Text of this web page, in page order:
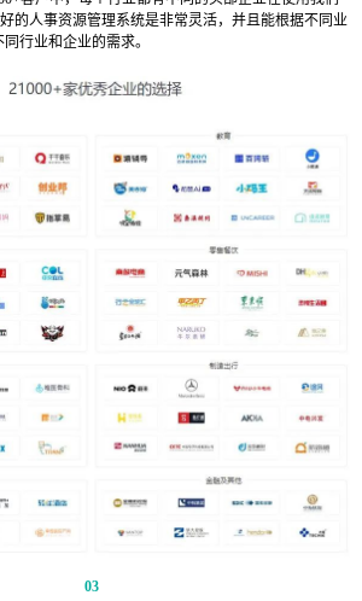
的人事资源管理系统是非常灵活，并且能根据不同业
行业和企业的需求。
03